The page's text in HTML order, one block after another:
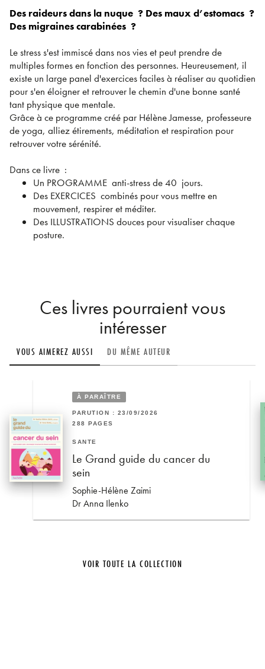
Des raideurs dans la nuque ? Des maux d’estomacs ?
Des migraines carabinées ?
Le stress s'est immiscé dans nos vies et peut prendre de
multiples formes en fonction des personnes. Heureusement, il
existe un large panel d'exercices faciles à réaliser au quotidien
pour s'en éloigner et retrouver le chemin d'une bonne santé
tant physique que mentale.
Grâce à ce programme créé par Hélène Jamesse, professeure
de yoga, alliez étirements, méditation et respiration pour
retrouver votre sérénité.
Dans ce livre :
Un PROGRAMME anti-stress de 40 jours.
Des EXERCICES combinés pour vous mettre en
mouvement, respirer et méditer.
Des ILLUSTRATIONS douces pour visualiser chaque
posture.
Ces livres pourraient vous
intéresser
VOUS AIMEREZ AUSSI DU MÊME AUTEUR
À PARAÎTRE
PARUTION : 23/09/2026
288 PAGES
SANTÉ
Le Grand guide du cancer du
sein
Sophie-Hélène Zaimi
Dr Anna Ilenko
VOIR TOUTE LA COLLECTION